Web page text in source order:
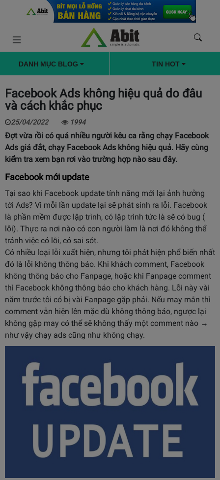
DANH MỤC BLOG TIN HOT
Facebook Ads không hiệu quả do đâu
và cách khắc phục
25/04/2022 1994
Đợt vừa rồi có quá nhiều người kêu ca rằng chạy Facebook
Ads giá đắt, chạy Facebook Ads không hiệu quả. Hãy cùng
kiểm tra xem bạn rơi vào trường hợp nào sau đây.
Facebook mới update
Tại sao khi Facebook update tính năng mới lại ảnh hưởng
tới Ads? Vì mỗi lần update lại sẽ phát sinh ra lỗi. Facebook
là phần mềm được lập trình, có lập trình tức là sẽ có bug (
lỗi). Thực ra nơi nào có con người làm là nơi đó không thể
tránh việc có lỗi, có sai sót.
Có nhiều loại lỗi xuất hiện, nhưng tôi phát hiện phổ biến nhất
đó là lỗi không thông báo. Khi khách comment, Facebook
không thông báo cho Fanpage, hoặc khi Fanpage comment
thì Facebook không thông báo cho khách hàng. Lỗi này vài
năm trước tôi có bị vài Fanpage gặp phải. Nếu may mắn thì
comment vẫn hiện lên mặc dù không thông báo, ngược lại
không gặp may có thể sẽ không thấy một comment nào →
như vậy chạy ads cũng như không chạy.